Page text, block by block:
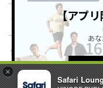
×
Safari
ショッピングガイド
会社概要・規約
【アプ
あ